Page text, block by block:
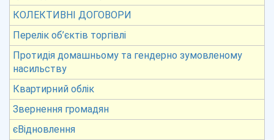
КОЛЕКТИВНІ ДОГОВОРИ
Перелік об’єктів торгівлі
Протидія домашньому та гендерно зумовленому
насильству
Квартирний облік
Звернення громадян
єВідновлення